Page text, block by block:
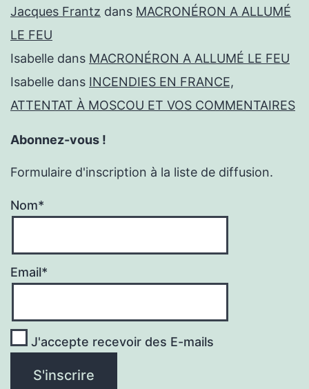
Jacques Frantz dans MACRONÉRON A ALLUMÉ
LE FEU
Isabelle dans MACRONÉRON A ALLUMÉ LE FEU
Isabelle dans INCENDIES EN FRANCE,
ATTENTAT À MOSCOU ET VOS COMMENTAIRES
Abonnez-vous !
Formulaire d'inscription à la liste de diffusion.
Nom*
Email*
J'accepte recevoir des E-mails